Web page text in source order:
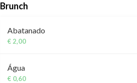
Brunch
Abatanado
€ 2,00
Água
€ 0,60